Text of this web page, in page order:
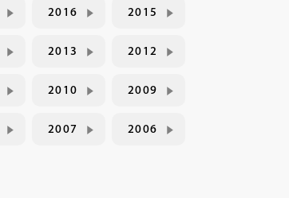
2016 2015
2013 2012
2010 2009
2007 2006